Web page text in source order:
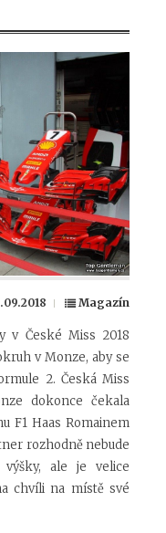
Magazín
v České Miss 2018
v Monze, aby se
2. Česká Miss
dokonce čekala
F1 Haas Romainem
rozhodně nebude
ale je velice
chvíli na místě své